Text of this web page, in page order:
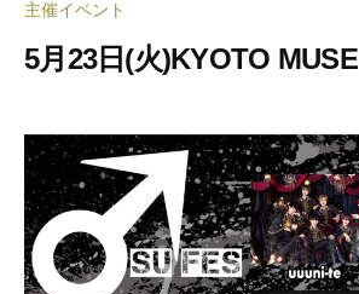
主催イベント
5月23日(火)KYOTO MUSE
0
2
3
年
5
月
y
合
同
会
社
押